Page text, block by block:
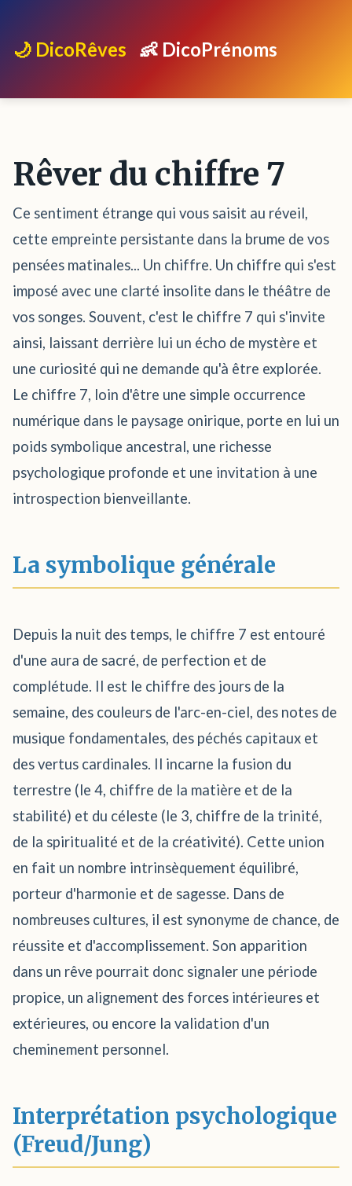
🌙 DicoRêves 👶 DicoPrénoms
Rêver du chiffre 7
Ce sentiment étrange qui vous saisit au réveil,
cette empreinte persistante dans la brume de vos
pensées matinales... Un chiffre. Un chiffre qui s'est
imposé avec une clarté insolite dans le théâtre de
vos songes. Souvent, c'est le chiffre 7 qui s'invite
ainsi, laissant derrière lui un écho de mystère et
une curiosité qui ne demande qu'à être explorée.
Le chiffre 7, loin d'être une simple occurrence
numérique dans le paysage onirique, porte en lui un
poids symbolique ancestral, une richesse
psychologique profonde et une invitation à une
introspection bienveillante.
La symbolique générale
Depuis la nuit des temps, le chiffre 7 est entouré
d'une aura de sacré, de perfection et de
complétude. Il est le chiffre des jours de la
semaine, des couleurs de l'arc-en-ciel, des notes de
musique fondamentales, des péchés capitaux et
des vertus cardinales. Il incarne la fusion du
terrestre (le 4, chiffre de la matière et de la
stabilité) et du céleste (le 3, chiffre de la trinité,
de la spiritualité et de la créativité). Cette union
en fait un nombre intrinsèquement équilibré,
porteur d'harmonie et de sagesse. Dans de
nombreuses cultures, il est synonyme de chance, de
réussite et d'accomplissement. Son apparition
dans un rêve pourrait donc signaler une période
propice, un alignement des forces intérieures et
extérieures, ou encore la validation d'un
cheminement personnel.
Interprétation psychologique
(Freud/Jung)